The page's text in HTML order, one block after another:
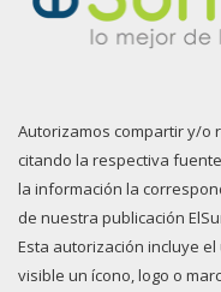
Autorizamos compartir y/o
citando la respectiva
la información la
de nuestra publicación
Esta autorización incluye
visible un ícono, logo o